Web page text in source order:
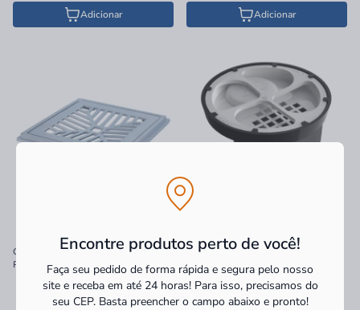
Encontre produtos perto de você!
Faça seu pedido de forma rápida e segura pelo nosso
site e receba em até 24 horas! Para isso, precisamos do
seu CEP. Basta preencher o campo abaixo e pronto!
Adicionar
Adicionar
Grelha Alumínio Polida 20X20
Pedestre CJ2020P LGMAIS
Grelha Antiespuma Tigre 100mm